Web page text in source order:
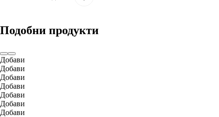
Подобни продукти
Добави
Добави
Добави
Добави
Добави
Добави
Добави